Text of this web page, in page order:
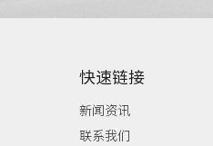
快速链接
新闻资讯
联系我们